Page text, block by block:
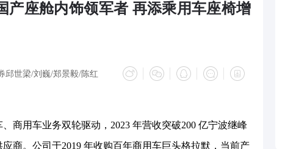
产座舱内饰领军者 再添乘用车座椅增
邱世梁/刘巍/郑景毅/陈红
用车业务双轮驱动，2023 年营收突破200 亿宁波继峰
商。公司于2019 年收购百年商用车巨头格拉默，当前产